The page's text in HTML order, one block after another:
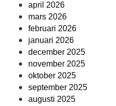
april 2026
mars 2026
februari 2026
januari 2026
december 2025
november 2025
oktober 2025
september 2025
augusti 2025